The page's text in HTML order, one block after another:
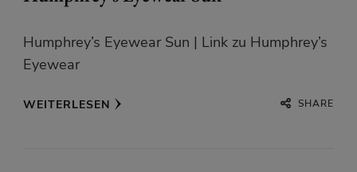
Humphrey’s Eyewear Sun | Link zu Humphrey’s
Eyewear
WEITERLESEN SHARE